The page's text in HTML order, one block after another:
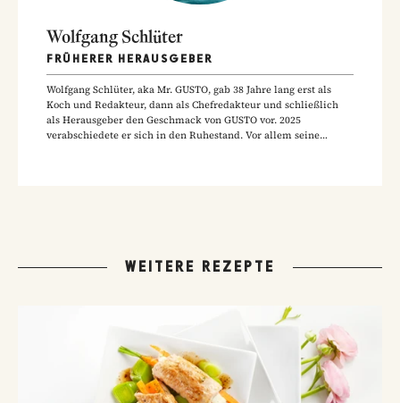
Wolfgang Schlüter
FRÜHERER HERAUSGEBER
Wolfgang Schlüter, aka Mr. GUSTO, gab 38 Jahre lang erst als
Koch und Redakteur, dann als Chefredakteur und schließlich
als Herausgeber den Geschmack von GUSTO vor. 2025
verabschiedete er sich in den Ruhestand. Vor allem seine
WEITERE REZEPTE